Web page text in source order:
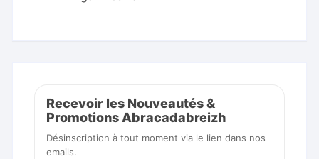
Recevoir les Nouveautés &
Promotions Abracadabreizh
Désinscription à tout moment via le lien dans nos
emails.